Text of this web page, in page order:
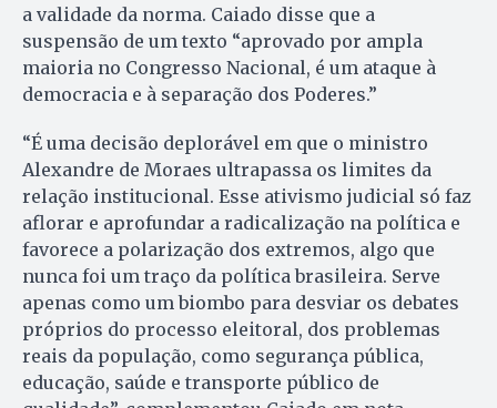
a validade da norma. Caiado disse que a
suspensão de um texto “aprovado por ampla
maioria no Congresso Nacional, é um ataque à
democracia e à separação dos Poderes.”
“É uma decisão deplorável em que o ministro
Alexandre de Moraes ultrapassa os limites da
relação institucional. Esse ativismo judicial só faz
aflorar e aprofundar a radicalização na política e
favorece a polarização dos extremos, algo que
nunca foi um traço da política brasileira. Serve
apenas como um biombo para desviar os debates
próprios do processo eleitoral, dos problemas
reais da população, como segurança pública,
educação, saúde e transporte público de